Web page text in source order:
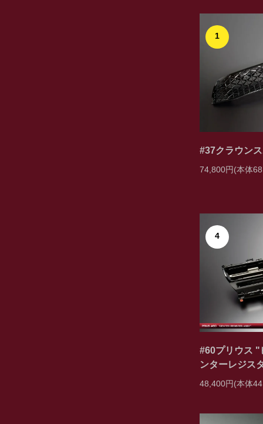
1
#37クラウン
74,800円(本体
4
#60プリウス "
ンターレジス
48,400円(本体